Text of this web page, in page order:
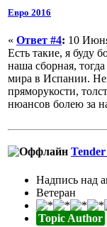
Евро 2016
« Ответ #4: 10
Есть такие, я буду
наша сборная,
мира в Испании.
пряморукости,
нюансов болею за
Надпись над
Ветеран
Topic Author